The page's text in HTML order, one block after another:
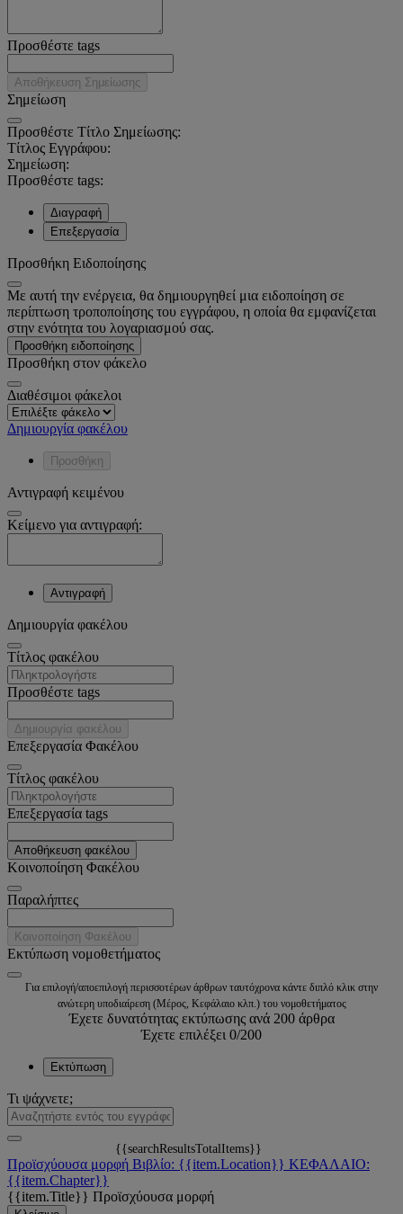
Προσθέστε tags
Αποθήκευση Σημείωσης
Σημείωση
Προσθέστε Τίτλο Σημείωσης:
Τίτλος Εγγράφου:
Σημείωση:
Προσθέστε tags:
Διαγραφή
Επεξεργασία
Προσθήκη Ειδοποίησης
Με αυτή την ενέργεια, θα δημιουργηθεί μια ειδοποίηση σε
περίπτωση τροποποίησης του εγγράφου, η οποία θα εμφανίζεται
στην ενότητα του λογαριασμού σας.
Προσθήκη ειδοποίησης
Προσθήκη στον φάκελο
Διαθέσιμοι φάκελοι
Δημιουργία φακέλου
Προσθήκη
Αντιγραφή κειμένου
Κείμενο για αντιγραφή:
Αντιγραφή
Δημιουργία φακέλου
Tίτλος φακέλου
Προσθέστε tags
Δημιουργία φακέλου
Επεξεργασία Φακέλου
Tίτλος φακέλου
Επεξεργασία tags
Αποθήκευση φακέλου
Κοινοποίηση Φακέλου
Παραλήπτες
Κοινοποίηση Φακέλου
Εκτύπωση νομοθετήματος
Για επιλογή/αποεπιλογή περισσοτέρων άρθρων ταυτόχρονα κάντε διπλό κλικ στην
ανώτερη υποδιαίρεση (Μέρος, Κεφάλαιο κλπ.) του νομοθετήματος
Έχετε δυνατότητας εκτύπωσης ανά 200 άρθρα
Έχετε επιλέξει 0/200
Εκτύπωση
Τι ψάχνετε;
{{searchResultsTotalItems}}
Προϊσχύουσα μορφή Βιβλίο: {{item.Location}} ΚΕΦΑΛΑΙΟ:
{{item.Chapter}}
{{item.Title}} Προϊσχύουσα μορφή